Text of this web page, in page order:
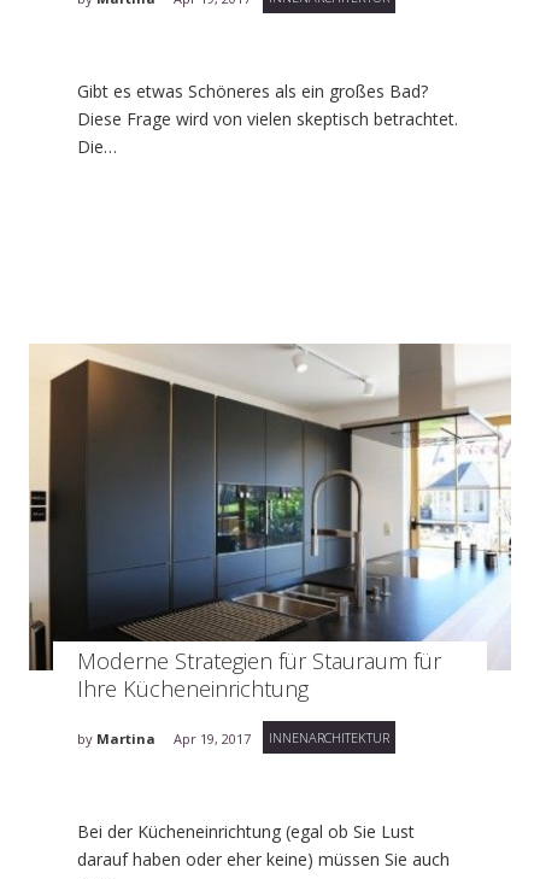
Gibt es etwas Schöneres als ein großes Bad?
Diese Frage wird von vielen skeptisch betrachtet.
Die…
Moderne Strategien für Stauraum für
Ihre Kücheneinrichtung
by Martina Apr 19, 2017 INNENARCHITEKTUR
Bei der Kücheneinrichtung (egal ob Sie Lust
darauf haben oder eher keine) müssen Sie auch